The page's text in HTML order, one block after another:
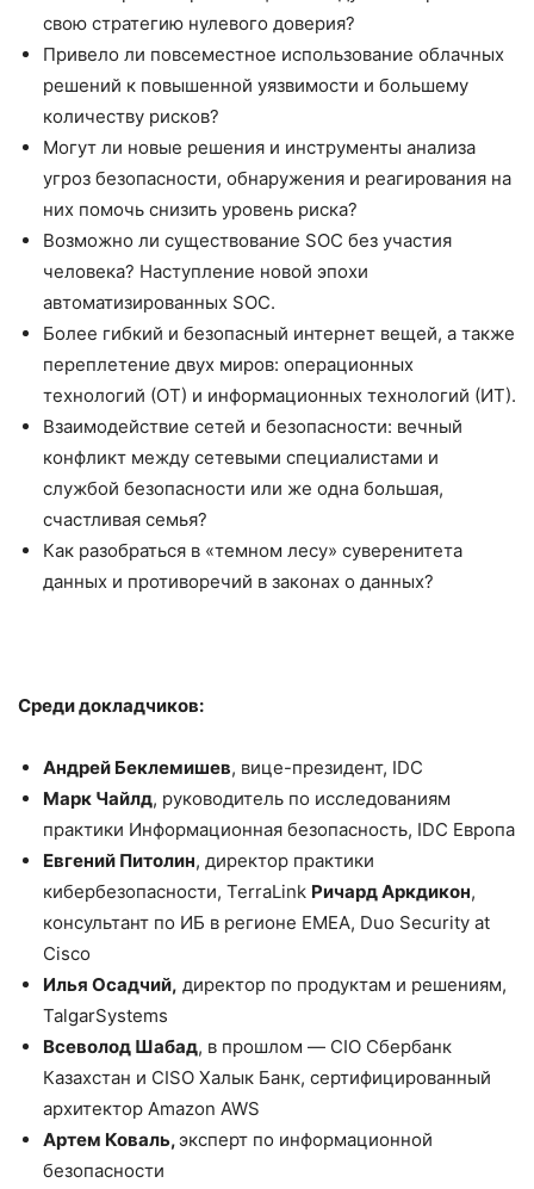
свою стратегию нулевого доверия?
Привело ли повсеместное использование облачных
решений к повышенной уязвимости и большему
количеству рисков?
Могут ли новые решения и инструменты анализа
угроз безопасности, обнаружения и реагирования на
них помочь снизить уровень риска?
Возможно ли существование SOC без участия
человека? Наступление новой эпохи
автоматизированных SOC.
Более гибкий и безопасный интернет вещей, а также
переплетение двух миров: операционных
технологий (ОТ) и информационных технологий (ИТ).
Взаимодействие сетей и безопасности: вечный
конфликт между сетевыми специалистами и
службой безопасности или же одна большая,
счастливая семья?
Как разобраться в «темном лесу» суверенитета
данных и противоречий в законах о данных?
Среди докладчиков:
Андрей Беклемишев, вице-президент, IDC
Марк Чайлд, руководитель по исследованиям
практики Информационная безопасность, IDC Европа
Евгений Питолин, директор практики
кибербезопасности, TerraLink Ричард Аркдикон,
консультант по ИБ в регионе EMEA, Duo Security at
Cisco
Илья Осадчий, директор по продуктам и решениям,
TalgarSystems
Всеволод Шабад, в прошлом — CIO Сбербанк
Казахстан и CISO Халык Банк, сертифицированный
архитектор Amazon AWS
Артем Коваль,эксперт по информационной
безопасности